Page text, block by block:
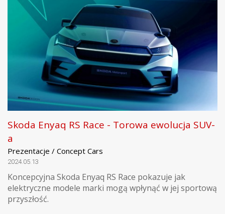
Skoda Enyaq RS Race - Torowa ewolucja SUV-
a
Prezentacje / Concept Cars
2024.05.13
Koncepcyjna Skoda Enyaq RS Race pokazuje jak
elektryczne modele marki mogą wpłynąć w jej sportową
przyszłość.